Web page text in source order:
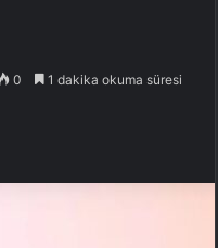
0 1 dakika okuma süresi